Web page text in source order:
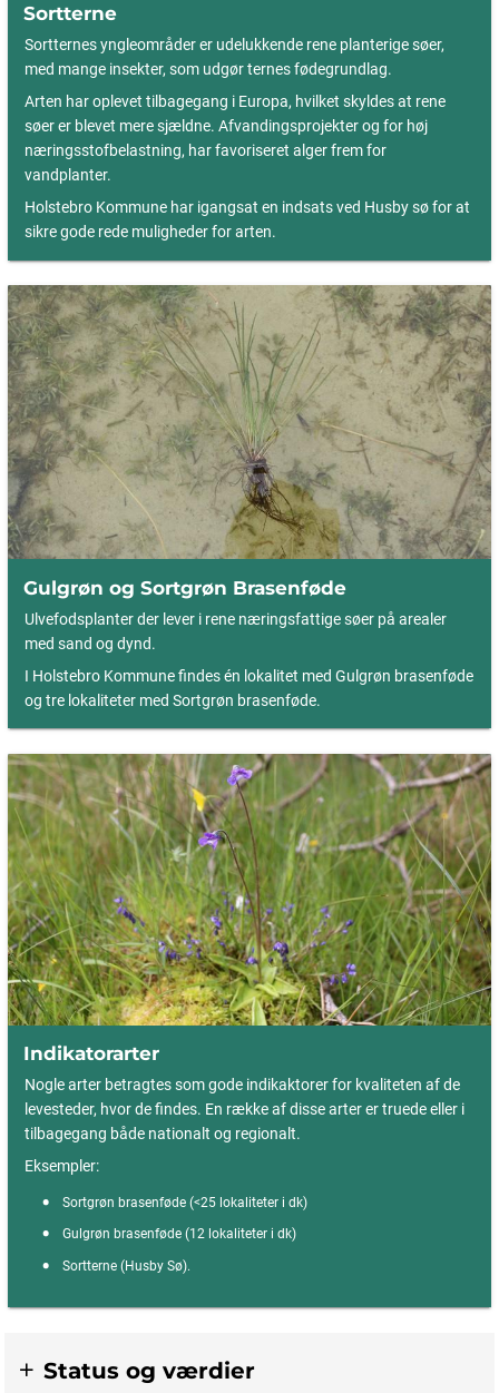
Sortterne
Sortternes yngleområder er udelukkende rene planterige søer,
med mange insekter, som udgør ternes fødegrundlag.
Arten har oplevet tilbagegang i Europa, hvilket skyldes at rene
søer er blevet mere sjældne. Afvandingsprojekter og for høj
næringsstofbelastning, har favoriseret alger frem for
vandplanter.
Holstebro Kommune har igangsat en indsats ved Husby sø for at
sikre gode rede muligheder for arten.
Gulgrøn og Sortgrøn Brasenføde
Ulvefodsplanter der lever i rene næringsfattige søer på arealer
med sand og dynd.
I Holstebro Kommune findes én lokalitet med Gulgrøn brasenføde
og tre lokaliteter med Sortgrøn brasenføde.
Indikatorarter
Nogle arter betragtes som gode indikaktorer for kvaliteten af de
levesteder, hvor de findes. En række af disse arter er truede eller i
tilbagegang både nationalt og regionalt.
Eksempler:
Sortgrøn brasenføde (<25 lokaliteter i dk)
Gulgrøn brasenføde (12 lokaliteter i dk)
Sortterne (Husby Sø).
Status og værdier